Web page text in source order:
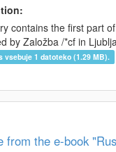
contains the first part
by Založba /*cf in
vsebuje 1 datoteko (1.29 MB).
from the e-book